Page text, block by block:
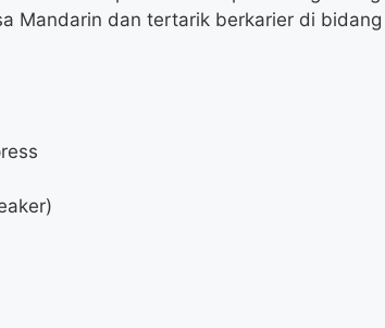
Mandarin dan tertarik berkarier di bidang